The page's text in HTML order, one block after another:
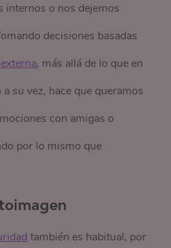
internos o nos dejemos
decisiones basadas
, más allá de lo que en
su vez, hace que queramos
con amigas o
por lo mismo que
también es habitual, por